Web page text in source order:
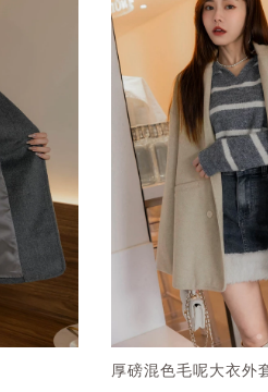
厚磅混色毛呢大衣外